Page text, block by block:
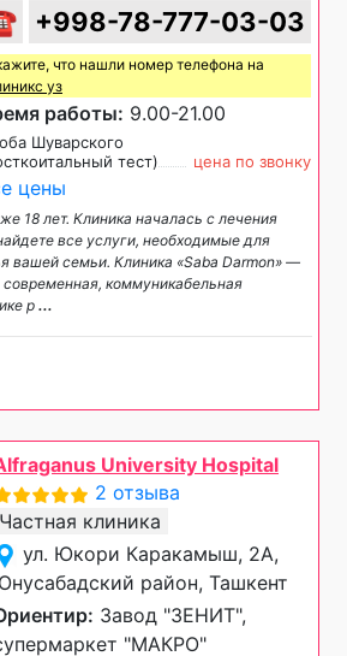
+998-78-777-03-03
что нашли номер телефона на
уз
работы: 9.00-21.00
Шуварского
тест)
цена по звонку
цены
18 лет. Клиника началась с лечения
все услуги, необходимые для
вашей семьи. Клиника «Saba Darmon» —
коммуникабельная
р ...
University Hospital
2 отзыва
Частная клиника
ул. Юкори Каракамыш, 2А,
район, Ташкент
Завод "ЗЕНИТ",
"МАКРО"